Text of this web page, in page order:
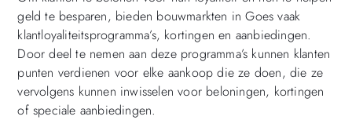
geld te besparen, bieden bouwmarkten in Goes vaak
klantloyaliteitsprogramma’s, kortingen en aanbiedingen.
Door deel te nemen aan deze programma’s kunnen klanten
punten verdienen voor elke aankoop die ze doen, die ze
vervolgens kunnen inwisselen voor beloningen, kortingen
of speciale aanbiedingen.